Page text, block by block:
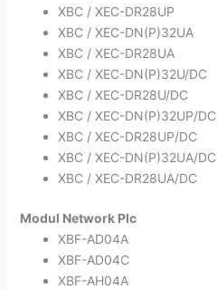
XBC / XEC-DR28UP
XBC / XEC-DN(P)32UA
XBC / XEC-DR28UA
XBC / XEC-DN(P)32U/DC
XBC / XEC-DR28U/DC
XBC / XEC-DN(P)32UP/DC
XBC / XEC-DR28UP/DC
XBC / XEC-DN(P)32UA/DC
XBC / XEC-DR28UA/DC
Modul Network Plc
XBF-AD04A
XBF-AD04C
XBF-AH04A